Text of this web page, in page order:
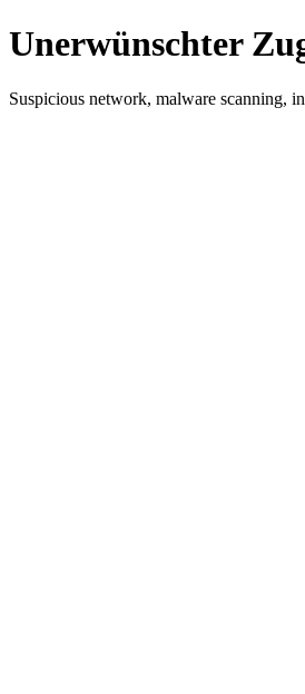
Unerwünschter
Suspicious network, malware scanning,